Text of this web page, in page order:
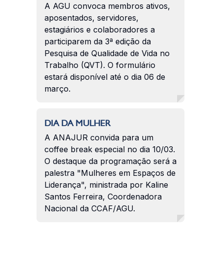
A AGU convoca membros ativos,
aposentados, servidores,
estagiários e colaboradores a
participarem da 3ª edição da
Pesquisa de Qualidade de Vida no
Trabalho (QVT). O formulário
estará disponível até o dia 06 de
março.
DIA DA MULHER
A ANAJUR convida para um
coffee break especial no dia 10/03.
O destaque da programação será a
palestra "Mulheres em Espaços de
Liderança", ministrada por Kaline
Santos Ferreira, Coordenadora
Nacional da CCAF/AGU.